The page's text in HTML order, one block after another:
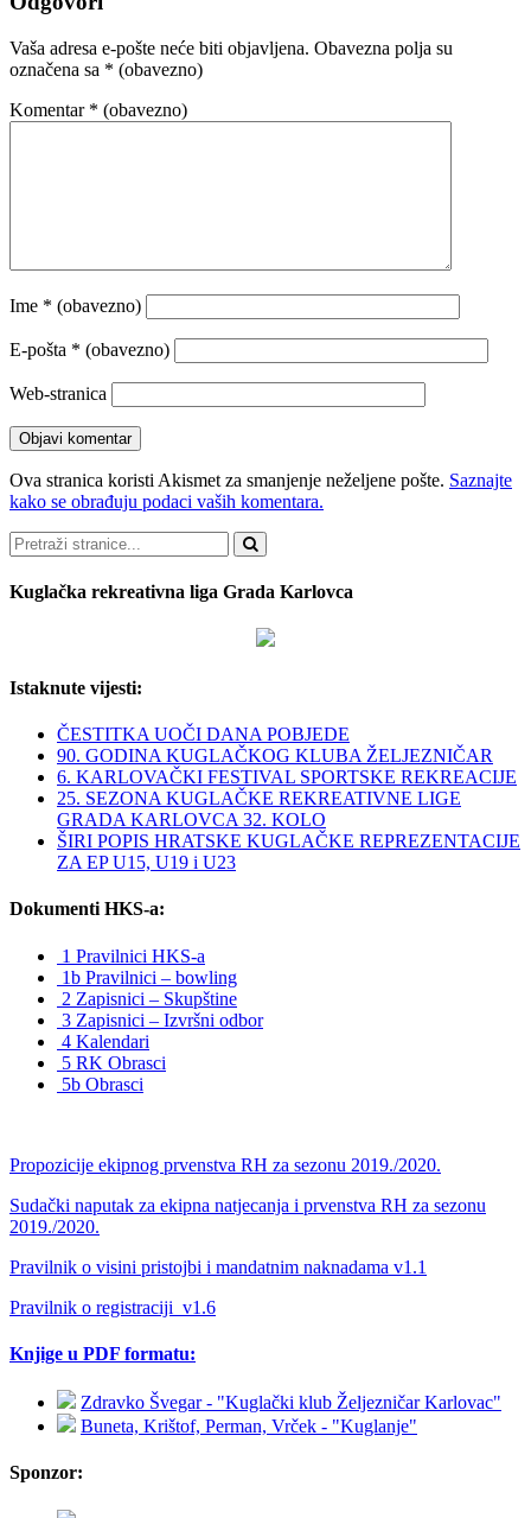
Vaša adresa e-pošte neće biti objavljena. Obavezna polja su
označena sa * (obavezno)
Komentar * (obavezno)
Ime * (obavezno)
E-pošta * (obavezno)
Web-stranica
Ova stranica koristi Akismet za smanjenje neželjene pošte. Saznajte
kako se obrađuju podaci vaših komentara.
Pretraži
Kuglačka rekreativna liga Grada Karlovca
Istaknute vijesti:
ČESTITKA UOČI DANA POBJEDE
90. GODINA KUGLAČKOG KLUBA ŽELJEZNIČAR
6. KARLOVAČKI FESTIVAL SPORTSKE REKREACIJE
25. SEZONA KUGLAČKE REKREATIVNE LIGE
GRADA KARLOVCA 32. KOLO
ŠIRI POPIS HRATSKE KUGLAČKE REPREZENTACIJE
ZA EP U15, U19 i U23
Dokumenti HKS-a:
1 Pravilnici HKS-a
1b Pravilnici – bowling
2 Zapisnici – Skupštine
3 Zapisnici – Izvršni odbor
4 Kalendari
5 RK Obrasci
5b Obrasci
Propozicije ekipnog prvenstva RH za sezonu 2019./2020.
Sudački naputak za ekipna natjecanja i prvenstva RH za sezonu
2019./2020.
Pravilnik o visini pristojbi i mandatnim naknadama v1.1
Pravilnik o registraciji_v1.6
Knjige u PDF formatu:
Zdravko Švegar - "Kuglački klub Željezničar Karlovac"
Buneta, Krištof, Perman, Vrček - "Kuglanje"
Sponzor: